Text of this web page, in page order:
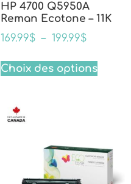
HP 4700 Q5950A
Reman Ecotone – 11K
169.99$ – 199.99$
Choix des options